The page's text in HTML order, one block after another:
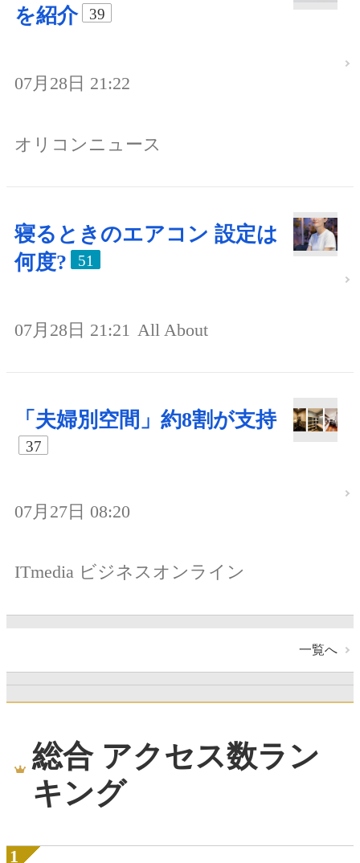
を紹介
39
07月28日 21:22
オリコンニュース
寝るときのエアコン 設定は
何度?
51
07月28日 21:21 All About
「夫婦別空間」約8割が支持
37
07月27日 08:20
ITmedia ビジネスオンライン
一覧へ
総合 アクセス数ラン
キング